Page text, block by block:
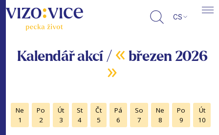
CS
Kalendář akcí / « březen 2026
»
Ne
1
Po
2
Út
3
St
4
Čt
5
Pá
6
So
7
Ne
8
Po
9
Út
10